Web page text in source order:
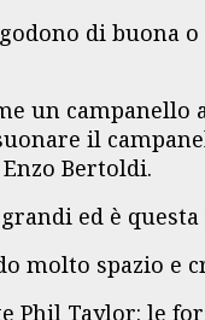
di buona
un
il
Bertoldi.
ed è
molto spazio e
Phil Taylor: le